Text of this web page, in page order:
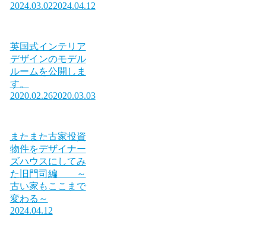
2024.03.022024.04.12
英国式インテリア
デザインのモデル
ルームを公開しま
す。
2020.02.262020.03.03
またまた古家投資
物件をデザイナー
ズハウスにしてみ
た旧門司編 ～
古い家もここまで
変わる～
2024.04.12